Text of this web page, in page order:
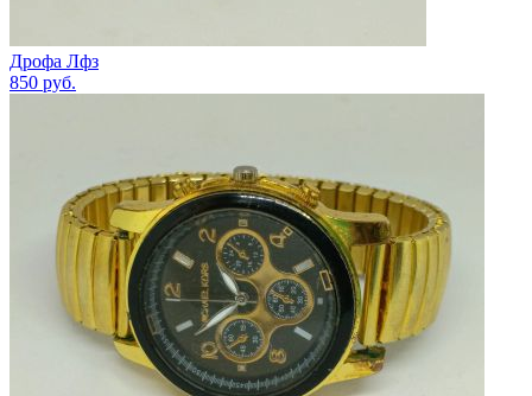
Дрофа Лфз
850 руб.